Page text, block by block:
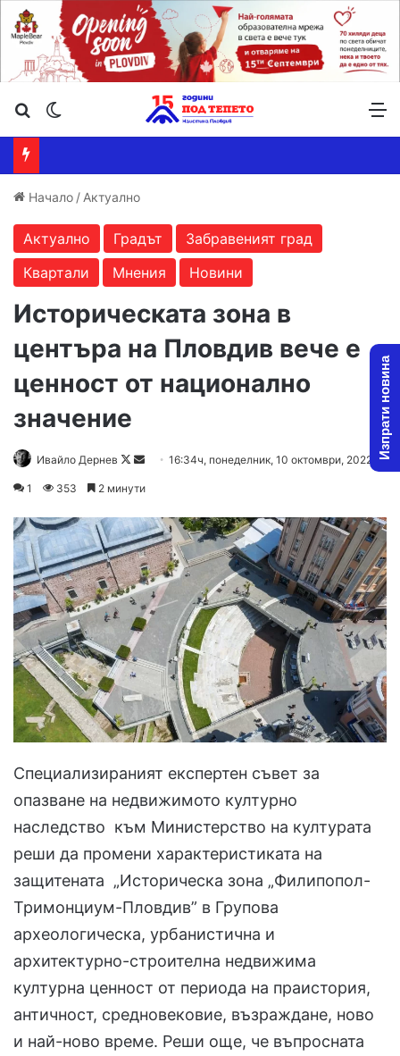
Търсене ...
Начало / Актуално
Актуално Градът
Забравеният град
Квартали
Мнения Новини
Историческата зона в
центъра на Пловдив вече е
ценност от национално
значение
Ивайло Дернев
Follow
Send16:34ч, понеделник, 10 октомври, 2022
1 353 2 минути
Специализираният експертен съвет за
опазване на недвижимото културно
наследство към Министерство на културата
реши да промени характеристиката на
защитената „Историческа зона „Филипопол-
Тримонциум-Пловдив” в Групова
археологическа, урбанистична и
архитектурно-строителна недвижима
културна ценност от периода на праистория,
античност, средновековие, възраждане, ново
и най-ново време. Реши още, че въпросната
Изпрати новина